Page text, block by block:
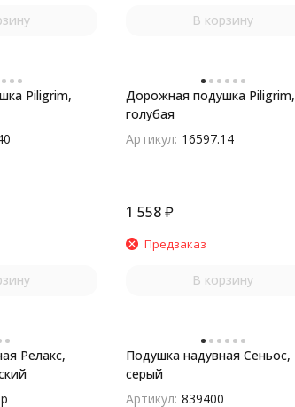
В корзину
Piligrim,
Дорожная подушка Piligrim,
голубая
Артикул: 16597.14
1 558₽
Предзаказ
В корзину
Релакс,
Подушка надувная Сеньос,
серый
Артикул: 839400